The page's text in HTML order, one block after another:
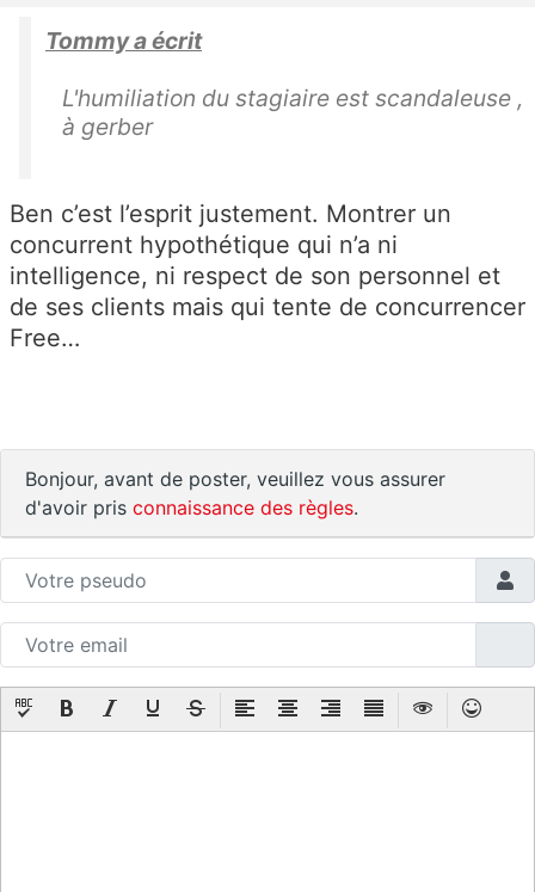
Tommy a écrit
L'humiliation du stagiaire est scandaleuse ,
à gerber
Ben c’est l’esprit justement. Montrer un
concurrent hypothétique qui n’a ni
intelligence, ni respect de son personnel et
de ses clients mais qui tente de concurrencer
Free…
Bonjour, avant de poster, veuillez vous assurer
d'avoir pris connaissance des règles.